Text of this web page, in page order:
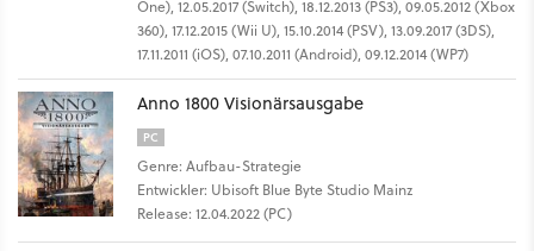
One), 12.05.2017 (Switch), 18.12.2013 (PS3), 09.05.2012 (Xbox
360), 17.12.2015 (Wii U), 15.10.2014 (PSV), 13.09.2017 (3DS),
17.11.2011 (iOS), 07.10.2011 (Android), 09.12.2014 (WP7)
Anno 1800 Visionärsausgabe
PC
Genre: Aufbau-Strategie
Entwickler: Ubisoft Blue Byte Studio Mainz
Release: 12.04.2022 (PC)